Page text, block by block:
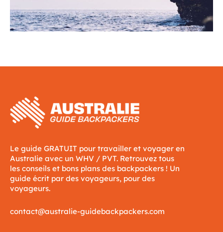
Le guide GRATUIT pour travailler et voyager en
Australie avec un WHV / PVT. Retrouvez tous
les conseils et bons plans des backpackers ! Un
guide écrit par des voyageurs, pour des
voyageurs.
contact@australie-guidebackpackers.com